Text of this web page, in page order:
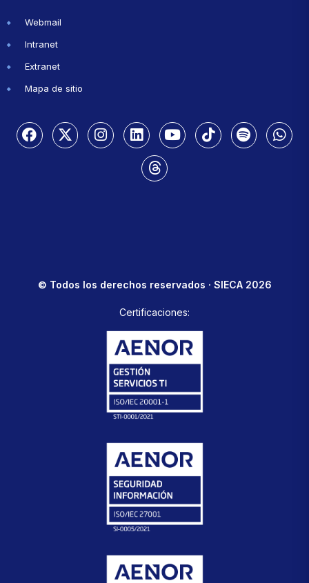
Webmail
Intranet
Extranet
Mapa de sitio
© Todos los derechos reservados · SIECA 2026
Certificaciones: